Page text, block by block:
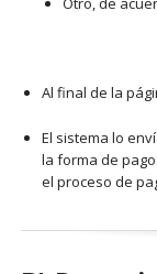
Al final de la
El sistema lo
la forma de
el proceso de